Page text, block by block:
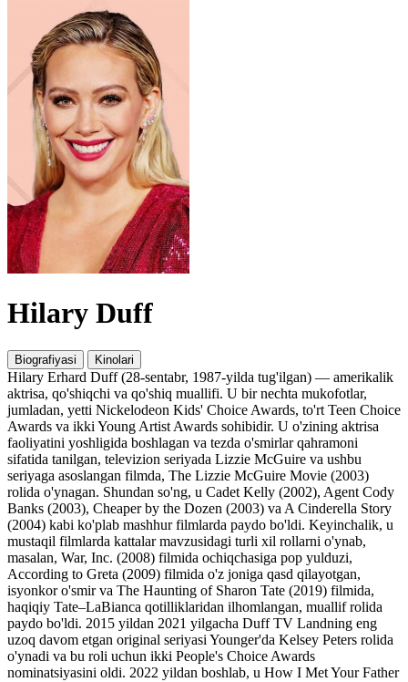
Hilary Duff
Biografiyasi Kinolari
Hilary Erhard Duff (28-sentabr, 1987-yilda tug'ilgan) — amerikalik
aktrisa, qo'shiqchi va qo'shiq muallifi. U bir nechta mukofotlar,
jumladan, yetti Nickelodeon Kids' Choice Awards, to'rt Teen Choice
Awards va ikki Young Artist Awards sohibidir. U o'zining aktrisa
faoliyatini yoshligida boshlagan va tezda o'smirlar qahramoni
sifatida tanilgan, televizion seriyada Lizzie McGuire va ushbu
seriyaga asoslangan filmda, The Lizzie McGuire Movie (2003)
rolida o'ynagan. Shundan so'ng, u Cadet Kelly (2002), Agent Cody
Banks (2003), Cheaper by the Dozen (2003) va A Cinderella Story
(2004) kabi ko'plab mashhur filmlarda paydo bo'ldi. Keyinchalik, u
mustaqil filmlarda kattalar mavzusidagi turli xil rollarni o'ynab,
masalan, War, Inc. (2008) filmida ochiqchasiga pop yulduzi,
According to Greta (2009) filmida o'z joniga qasd qilayotgan,
isyonkor o'smir va The Haunting of Sharon Tate (2019) filmida,
haqiqiy Tate–LaBianca qotilliklaridan ilhomlangan, muallif rolida
paydo bo'ldi. 2015 yildan 2021 yilgacha Duff TV Landning eng
uzoq davom etgan original seriyasi Younger'da Kelsey Peters rolida
o'ynadi va bu roli uchun ikki People's Choice Awards
nominatsiyasini oldi. 2022 yildan boshlab, u How I Met Your Father